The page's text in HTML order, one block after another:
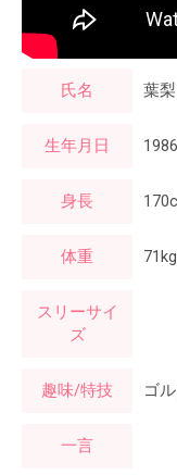
氏名 葉
生年月日
身長
体重 71kg
スリーサイ
ズ
趣味/特技 ゴ
一言